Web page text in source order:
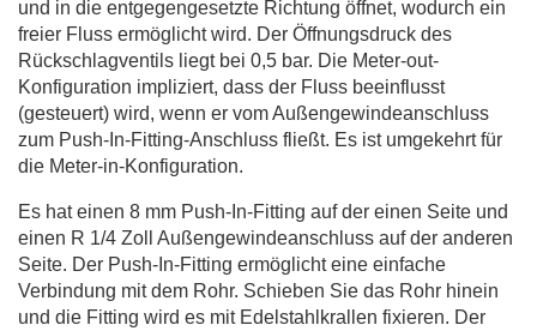
und in die entgegengesetzte Richtung öffnet, wodurch ein
freier Fluss ermöglicht wird. Der Öffnungsdruck des
Rückschlagventils liegt bei 0,5 bar. Die Meter-out-
Konfiguration impliziert, dass der Fluss beeinflusst
(gesteuert) wird, wenn er vom Außengewindeanschluss
zum Push-In-Fitting-Anschluss fließt. Es ist umgekehrt für
die Meter-in-Konfiguration.
Es hat einen 8 mm Push-In-Fitting auf der einen Seite und
einen R 1/4 Zoll Außengewindeanschluss auf der anderen
Seite. Der Push-In-Fitting ermöglicht eine einfache
Verbindung mit dem Rohr. Schieben Sie das Rohr hinein
und die Fitting wird es mit Edelstahlkrallen fixieren. Der